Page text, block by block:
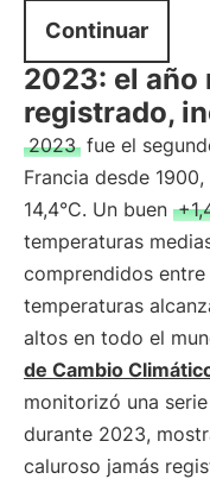
Continuar
2023: el año
registrado,
2023 fue el
Francia desde
14,4°C. Un buen
temperaturas
comprendidos
temperaturas
altos en todo el
de Cambio
monitorizó una
durante 2023,
caluroso jamás